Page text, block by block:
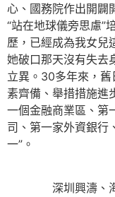
心、國務院作出開闢
“站在地球儀旁思慮”
歷，已經成為我女兒
她破口那天沒有失去
立異。30多年來，
素齊備、舉措措施進
一個金融商業區、第
司、第一家外資銀行
一”。
深圳興濤、海南